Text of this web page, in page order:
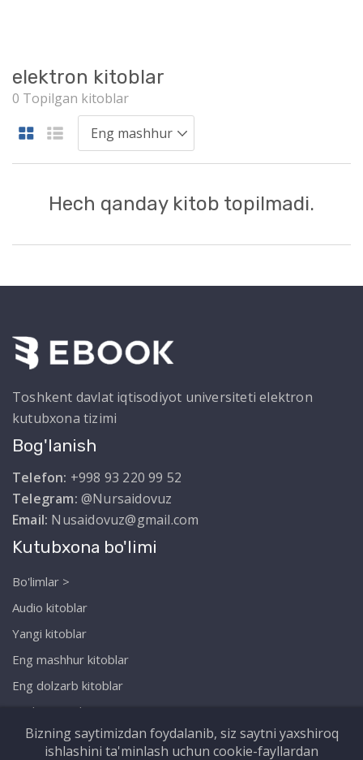
elektron kitoblar
0 Topilgan kitoblar
Hech qanday kitob topilmadi.
Toshkent davlat iqtisodiyot universiteti elektron
kutubxona tizimi
Bog'lanish
Telefon: +998 93 220 99 52
Telegram: @Nursaidovuz
Email: Nusaidovuz@gmail.com
Kutubxona bo'limi
Bo'limlar >
Audio kitoblar
Yangi kitoblar
Eng mashhur kitoblar
Eng dolzarb kitoblar
Biz haqimizda
Bizning saytimizdan foydalanib, siz saytni yaxshiroq
ishlashini ta'minlash uchun cookie-fayllardan